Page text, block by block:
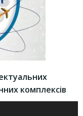
комплексів